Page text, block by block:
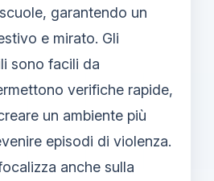
garantendo un
e mirato. Gli
sono facili da
verifiche rapide,
un ambiente più
episodi di violenza.
anche sulla